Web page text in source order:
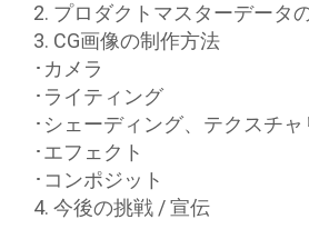
2. プロダクトマスターデータ
3. CG画像の制作方法
･カメラ
･ライティング
･シェーディング、テクスチ
･エフェクト
･コンポジット
4. 今後の挑戦 / 宣伝